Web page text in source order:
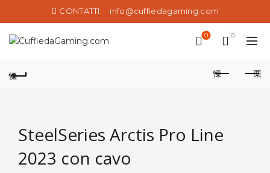
CONTATTI: info@cuffiedagaming.com
0 0
SteelSeries Arctis Pro Line
2023 con cavo